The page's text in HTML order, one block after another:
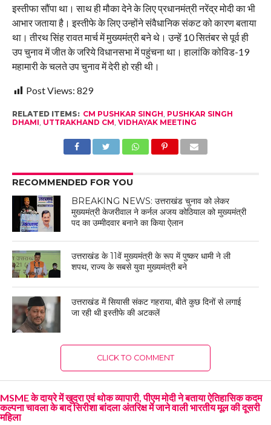
इस्तीफा सौंपा था। साथ ही मौका देने के लिए प्रधानमंत्री नरेंद्र मोदी का भी
आभार जताया है। इस्तीफे के लिए उन्होंने संवैधानिक संकट को कारण बताया
था। तीरथ सिंह रावत मार्च में मुख्यमंत्री बने थे। उन्हें 10 सितंबर से पूर्व ही
उप चुनाव में जीत के जरिये विधानसभा में पहुंचना था। हालांकि कोविड-19
महामारी के चलते उप चुनाव में देरी हो रही थी।
Post Views: 829
RELATED ITEMS: CM PUSHKAR SINGH PUSHKAR SINGH
DHAMI UTTRAKHAND CM VIDHAYAK MEETING
RECOMMENDED FOR YOU
BREAKING NEWS: उत्तराखंड चुनाव को लेकर
मुख्यमंत्री केजरीवाल ने कर्नल अजय कोठियाल को मुख्यमंत्री
पद का उम्मीदवार बनाने का किया ऐलान
उत्तराखंड के 11वें मुख्यमंत्री के रूप में पुष्कर धामी ने ली
शपथ, राज्य के सबसे युवा मुख्यमंत्री बने
उत्तराखंड में सियासी संकट गहराया, बीते कुछ दिनों से लगाई
जा रही थी इस्तीफे की अटकलें
CLICK TO COMMENT
MSME के दायरे में खुदरा एवं थोक व्यापारी, पीएम मोदी ने बताया ऐतिहासिक कदम
कल्पना चावला के बाद सिरीशा बांदला अंतरिक्ष में जाने वाली भारतीय मूल की दूसरी
महिला